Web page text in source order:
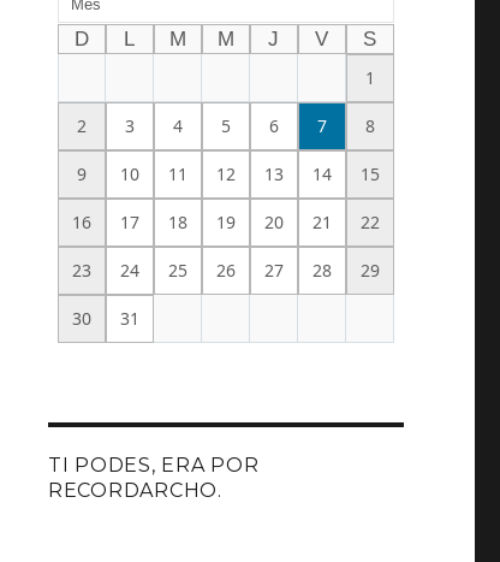
Mes
D L M M J V
S
1
2 3 4 5 6 7 8
9 10 11 12 13 14 15
16 17 18 19 20 21 22
23 24 25 26 27 28 29
30 31
TI PODES, ERA POR
RECORDARCHO.